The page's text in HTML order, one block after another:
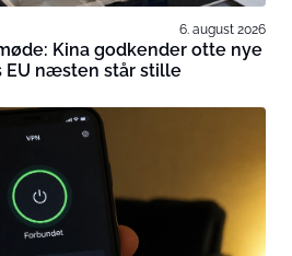
6. august 2026
Kina godkender otte nye
EU næsten står stille